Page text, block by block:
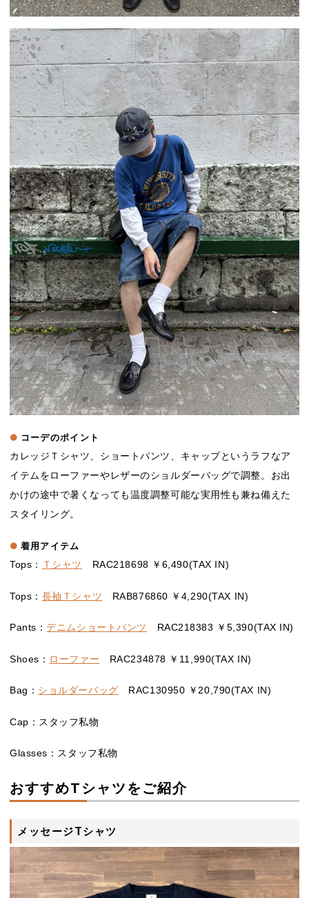
コーデのポイント
カレッジＴシャツ、ショートパンツ、キャップというラフなア
イテムをローファーやレザーのショルダーバッグで調整。お出
かけの途中で暑くなっても温度調整可能な実用性も兼ね備えた
スタイリング。
着用アイテム
Tops： Ｔシャツ RAC218698 ￥6,490(TAX IN)
Tops： 長袖Ｔシャツ RAB876860 ￥4,290(TAX IN)
Pants：デニムショートパンツ RAC218383 ￥5,390(TAX IN)
Shoes： ローファー RAC234878 ￥11,990(TAX IN)
Bag： ショルダーバッグ RAC130950 ￥20,790(TAX IN)
Cap：スタッフ私物
Glasses：スタッフ私物
おすすめTシャツをご紹介
メッセージTシャツ